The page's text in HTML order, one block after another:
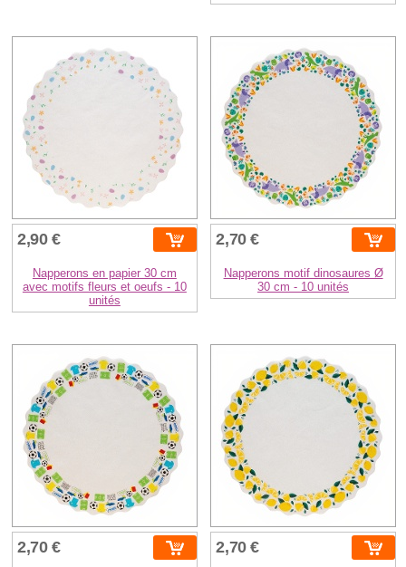
2,90 €
Napperons en papier 30 cm
avec motifs fleurs et oeufs - 10
unités
2,70 €
Napperons motif dinosaures Ø
30 cm - 10 unités
2,70 € 2,70 €